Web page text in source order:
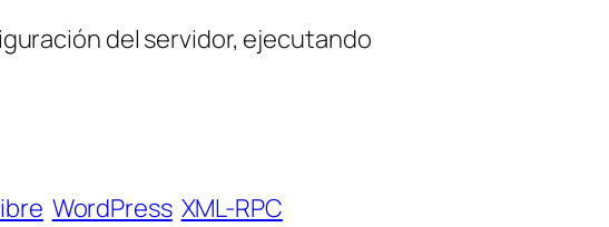
del servidor, ejecutando
WordPress XML-RPC